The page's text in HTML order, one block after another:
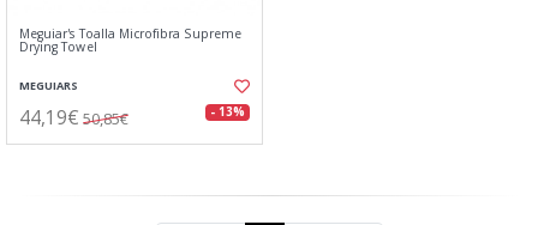
Meguiar's Toalla Microfibra Supreme
Drying Towel
MEGUIARS
44,19€ 50,85€ - 13%